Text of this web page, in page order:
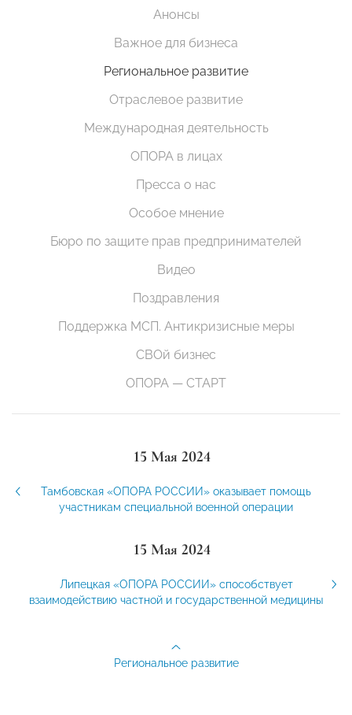
Анонсы
Важное для бизнеса
Региональное развитие
Отраслевое развитие
Международная деятельность
ОПОРА в лицах
Пресса о нас
Особое мнение
Бюро по защите прав предпринимателей
Видео
Поздравления
Поддержка МСП. Антикризисные меры
СВОй бизнес
ОПОРА — СТАРТ
15 Мая 2024
Тамбовская «ОПОРА РОССИИ» оказывает помощь
участникам специальной военной операции
15 Мая 2024
Липецкая «ОПОРА РОССИИ» способствует
взаимодействию частной и государственной медицины
Региональное развитие